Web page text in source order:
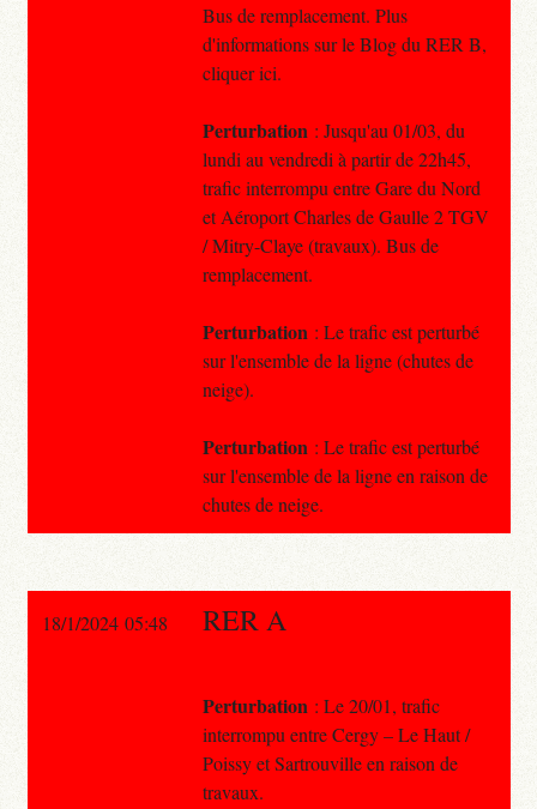
Bus de remplacement. Plus
d'informations sur le Blog du RER B,
cliquer ici.
Perturbation : Jusqu'au 01/03, du
lundi au vendredi à partir de 22h45,
trafic interrompu entre Gare du Nord
et Aéroport Charles de Gaulle 2 TGV
/ Mitry-Claye (travaux). Bus de
remplacement.
Perturbation : Le trafic est perturbé
sur l'ensemble de la ligne (chutes de
neige).
Perturbation : Le trafic est perturbé
sur l'ensemble de la ligne en raison de
chutes de neige.
18/1/2024 05:48 RER A
Perturbation : Le 20/01, trafic
interrompu entre Cergy – Le Haut /
Poissy et Sartrouville en raison de
travaux.